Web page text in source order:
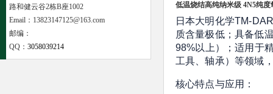
低温烧结高纯纳米级 4N5纯度
日本大明化学TM-
质含量极低；具备低
98%以上）；适用于
工具、轴承）等领域
核心特点与应用：
路和健云谷2栋B座1002
Email：13823147125@163.com
邮编：
QQ： 3058039214